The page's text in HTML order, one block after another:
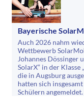
Bayerische
Auch 2026 nahm
Wettbewerb
Johannes Dössinger
SolarX“ in der
die in Augsburg
hatten sich
Schülern angemeldet.